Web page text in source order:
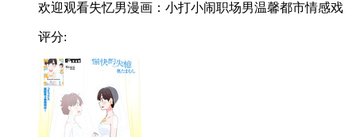
欢迎观看失忆男漫画：小打小闹职场男温馨都市情感戏
评分: